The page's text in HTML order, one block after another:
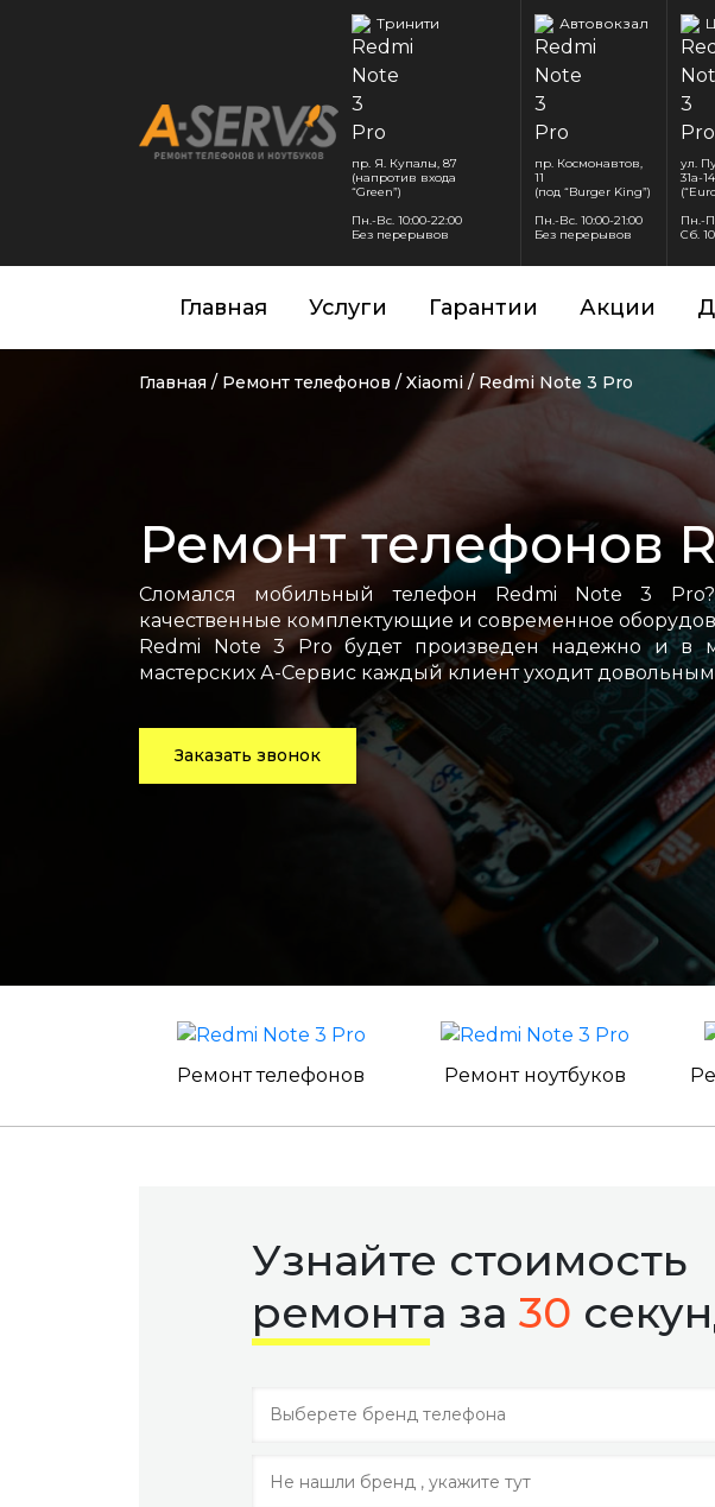
Тринити
пр. Я. Купалы, 87
(напротив входа
“Green”)
Пн.-Вс. 10:00-22:00
Без перерывов
Автовокзал
пр. Космонавтов,
11
(под “Burger King”)
Пн.-Вс. 10:00-21:00
Без перерывов
ул.
31а-14
Пн.-
Сб.
Главная Услуги Гарантии Акции
Главная / Ремонт телефонов / Xiaomi / Redmi Note 3 Pro
Ремонт телефонов
Сломался мобильный телефон Redmi Note 3
качественные комплектующие и современное
Redmi Note 3 Pro будет произведен надежно и в
мастерских А-Сервис каждый клиент уходит
Заказать звонок
Ремонт телефонов Ремонт ноутбуков
Узнайте стоимость
ремонта за 30